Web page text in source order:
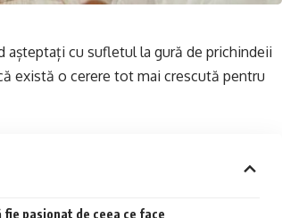
cu sufletul la gură de prichindeii
există o cerere tot mai crescută pentru
fie pasionat de ceea ce face